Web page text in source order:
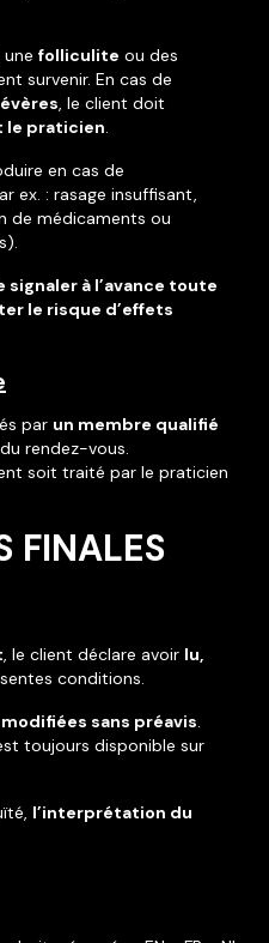
une folliculite ou des
survenir. En cas de
, le client doit
le praticien.
en cas de
ex. : rasage insuffisant,
de médicaments ou
signaler à l’avance toute
le risque d’effets
par un membre qualifié
rendez-vous.
soit traité par le praticien
FINALES
, le client déclare avoir lu,
conditions.
modifiées sans préavis.
toujours disponible sur
l’interprétation du